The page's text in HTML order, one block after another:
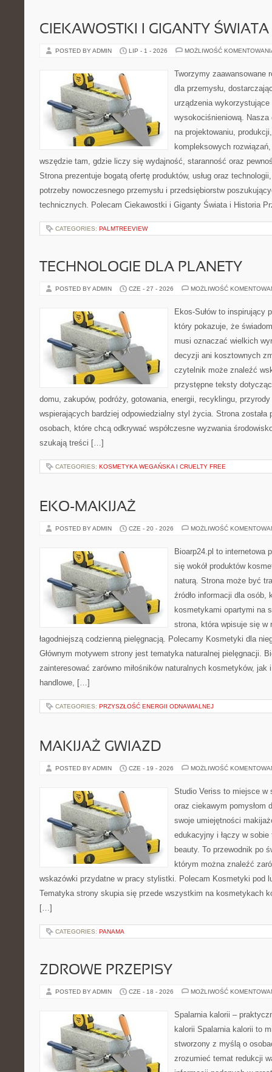
CIEKAWOSTKI I GIGANTY ŚWIATA
POSTED BY ADMIN LIP - 1 - 2026 MOŻLIWOŚĆ
Tworzymy zaawansowane
dla przemysłu,
urządzenia wykorzystujące
wysokociśnieniową. Nasza
na projektowaniu,
kompleksowych
wszędzie tam, gdzie liczy się wydajność, staranność oraz
Strona prezentuje bogatą ofertę produktów, usług oraz
potrzeby nowoczesnego przemysłu i przedsiębiorstw
technicznych. Polecam Ciekawostki i Giganty Świata i Historia
CATEGORIES: PALMTREEVIEW
TECHNOLOGIE DLA PLANETY
POSTED BY ADMIN CZE - 27 - 2026 MOŻLIWOŚĆ
Ekos-Sułów to inspirujący
który pokazuje, że
musi oznaczać wielkich
decyzji ani kosztownych
czytelnik może znaleźć
przystępne teksty
domu, zakupów, podróży, gotowania, energii, recyklingu,
wspierających bardziej odpowiedzialny styl życia. Strona została
osobach, które chcą odkrywać współczesne wyzwania
szukają treści […]
CATEGORIES: KOSMETYKA WEGAŃSKA I CRUELTY FREE
EKO-MAKIJAŻ
POSTED BY ADMIN CZE - 20 - 2026 MOŻLIWOŚĆ
Bioarp24.pl to internetowa
się wokół produktów
naturą. Strona może być
źródło informacji dla osób,
kosmetykami opartymi na
strona, która wpisuje się w
łagodniejszą codzienną pielęgnacją. Polecamy Kosmetyki dla
Głównym motywem strony jest tematyka naturalnej pielęgnacji.
zainteresować zarówno miłośników naturalnych kosmetyków, jak
handlowe, […]
CATEGORIES: PRZYSZŁOŚĆ ENERGII ODNAWIALNEJ
MAKIJAŻ GWIAZD
POSTED BY ADMIN CZE - 19 - 2026 MOŻLIWOŚĆ
Studio Veriss to miejsce w
oraz ciekawym pomysłom
swoje umiejętności
edukacyjny i łączy w
beauty. To przewodnik po
którym można znaleźć
wskazówki przydatne w pracy stylistki. Polecam Kosmetyki pod
Tematyka strony skupia się przede wszystkim na kosmetykach
[…]
CATEGORIES: PANAMA
ZDROWE PRZEPISY
POSTED BY ADMIN CZE - 18 - 2026 MOŻLIWOŚĆ
Spalarnia kalorii –
kalorii Spalarnia kalorii to
stworzony z myślą o
zrozumieć temat redukcji